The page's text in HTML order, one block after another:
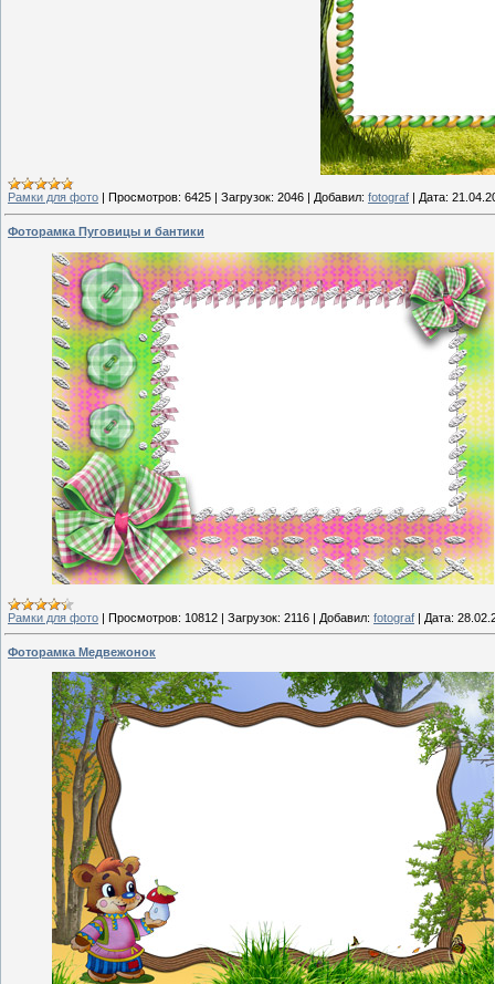
Рамки для фото Просмотров: 6425 Загрузок: 2046 Добавил: fotograf Дата:
Фоторамка Пуговицы и бантики
Рамки для фото | Просмотров: 10812 | Загрузок: 2116 | Добавил: fotograf | Дата:
Фоторамка Медвежонок